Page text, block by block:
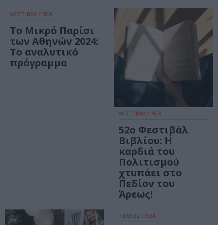
ΦΕΣΤΙΒΑΛ / ΝΕΑ
Το Μικρό Παρίσι
των Αθηνών 2024:
Το αναλυτικό
πρόγραμμα
ΦΕΣΤΙΒΑΛ / ΝΕΑ
52ο Φεστιβάλ
Βιβλίου: Η
καρδιά του
Πολιτισμού
χτυπάει στο
Πεδίον του
Άρεως!
ΤΕΧΝΕΣ / ΝΕΑ